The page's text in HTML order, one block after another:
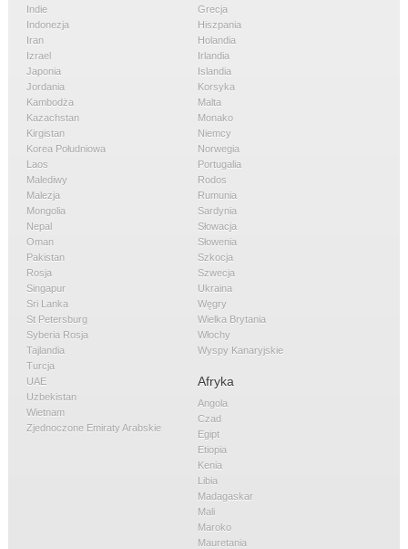
Indie
Indonezja
Iran
Izrael
Japonia
Jordania
Kambodża
Kazachstan
Kirgistan
Korea Południowa
Laos
Malediwy
Malezja
Mongolia
Nepal
Oman
Pakistan
Rosja
Singapur
Sri Lanka
St Petersburg
Syberia Rosja
Tajlandia
Turcja
UAE
Uzbekistan
Wietnam
Zjednoczone Emiraty Arabskie
Grecja
Hiszpania
Holandia
Irlandia
Islandia
Korsyka
Malta
Monako
Niemcy
Norwegia
Portugalia
Rodos
Rumunia
Sardynia
Słowacja
Słowenia
Szkocja
Szwecja
Ukraina
Węgry
Wielka Brytania
Włochy
Wyspy Kanaryjskie
Afryka
Angola
Czad
Egipt
Etiopia
Kenia
Libia
Madagaskar
Mali
Maroko
Mauretania